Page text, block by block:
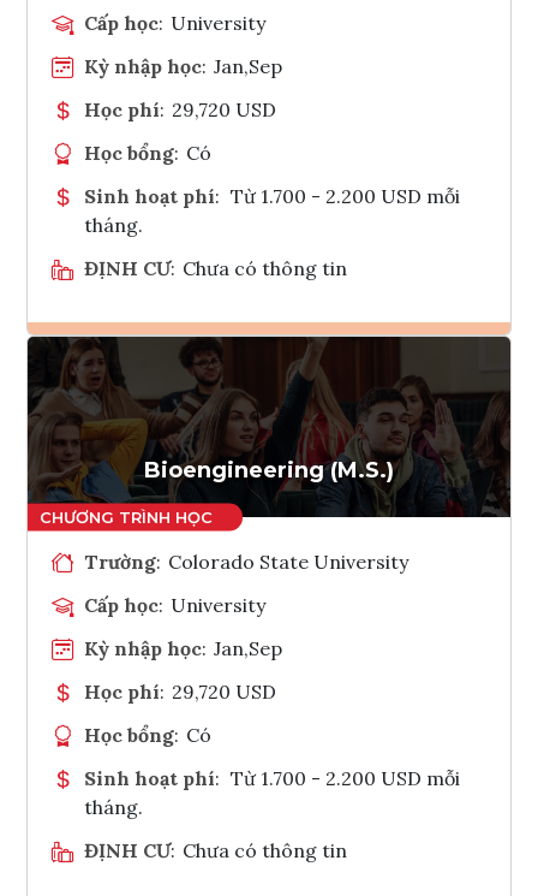
Cấp học: University
Kỳ nhập học: Jan,Sep
Học phí: 29,720 USD
Học bổng: Có
Sinh hoạt phí: Từ 1.700 - 2.200 USD mỗi
tháng.
ĐỊNH CƯ: Chưa có thông tin
Ghi danh
Tham vấn Interlink
Bioengineering (M.S.)
Trường: Colorado State University
Cấp học: University
Kỳ nhập học: Jan,Sep
Học phí: 29,720 USD
Học bổng: Có
Sinh hoạt phí: Từ 1.700 - 2.200 USD mỗi
tháng.
ĐỊNH CƯ: Chưa có thông tin